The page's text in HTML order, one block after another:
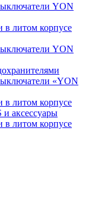
YON
в литом корпусе
YON
«YON
в литом корпусе
аксессуары
в литом корпусе